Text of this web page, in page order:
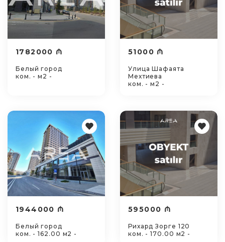
1782000 ₼
Белый город
ком. - м2 -
51000 ₼
Улица Шафаята
Мехтиева
ком. - м2 -
1944000 ₼
Белый город
ком. - 162.00 м2 -
595000 ₼
Рихард Зорге 120
ком. - 170.00 м2 -